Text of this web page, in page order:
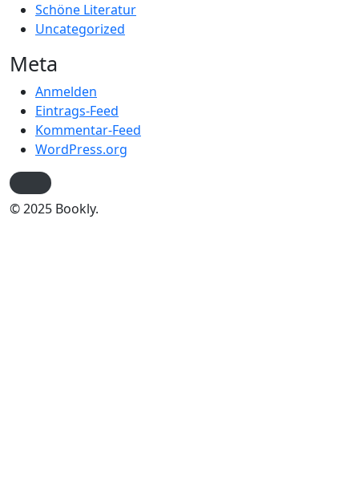
Schöne Literatur
Uncategorized
Meta
Anmelden
Eintrags-Feed
Kommentar-Feed
WordPress.org
© 2025 Bookly.